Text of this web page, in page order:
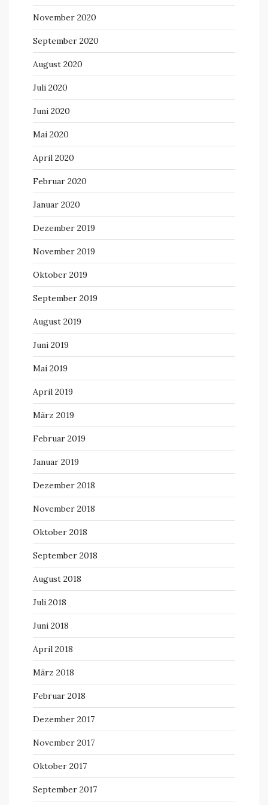
November 2020
September 2020
August 2020
Juli 2020
Juni 2020
Mai 2020
April 2020
Februar 2020
Januar 2020
Dezember 2019
November 2019
Oktober 2019
September 2019
August 2019
Juni 2019
Mai 2019
April 2019
März 2019
Februar 2019
Januar 2019
Dezember 2018
November 2018
Oktober 2018
September 2018
August 2018
Juli 2018
Juni 2018
April 2018
März 2018
Februar 2018
Dezember 2017
November 2017
Oktober 2017
September 2017